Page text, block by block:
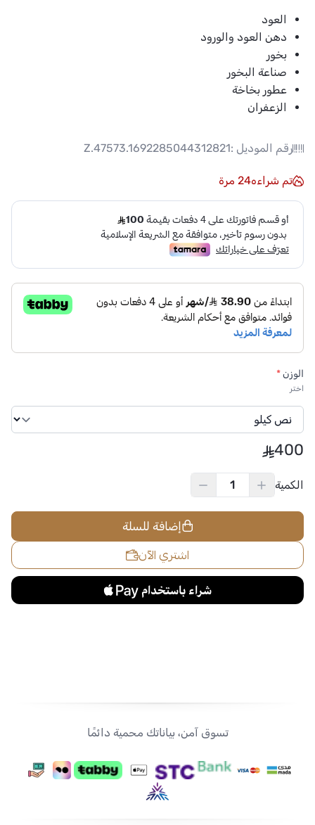
العود
دهن العود والورود
بخور
صناعة البخور
عطور بخاخة
الزعفران
رقم الموديل :Z.47573.1692285044312821
تم شراءه24 مرة
الوزن*
اختر
400
الكمية
إضافة للسلة
اشتري الآن
تسوق آمن، بياناتك محمية دائمًا